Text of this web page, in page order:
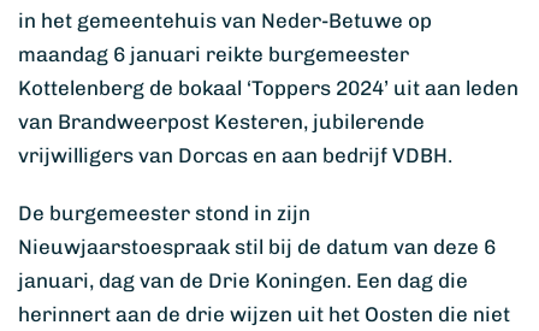
in het gemeentehuis van Neder-Betuwe op
maandag 6 januari reikte burgemeester
Kottelenberg de bokaal ‘Toppers 2024’ uit aan leden
van Brandweerpost Kesteren, jubilerende
vrijwilligers van Dorcas en aan bedrijf VDBH.
De burgemeester stond in zijn
Nieuwjaarstoespraak stil bij de datum van deze 6
januari, dag van de Drie Koningen. Een dag die
herinnert aan de drie wijzen uit het Oosten die niet